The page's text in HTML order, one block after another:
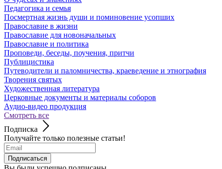
Педагогика и семья
Посмертная жизнь души и поминовение усопших
Православие в жизни
Православие для новоначальных
Православие и политика
Проповеди, беседы, поучения, притчи
Публицистика
Путеводители и паломничества, краеведение и этнография
Творения святых
Художественная литература
Церковные документы и материалы соборов
Аудио-видео продукция
Смотреть все
Подписка
Получайте только полезные статьи!
Подписаться